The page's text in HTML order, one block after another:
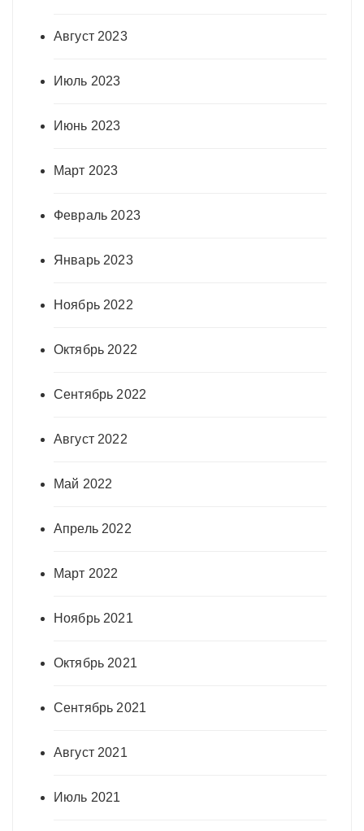
Август 2023
Июль 2023
Июнь 2023
Март 2023
Февраль 2023
Январь 2023
Ноябрь 2022
Октябрь 2022
Сентябрь 2022
Август 2022
Май 2022
Апрель 2022
Март 2022
Ноябрь 2021
Октябрь 2021
Сентябрь 2021
Август 2021
Июль 2021